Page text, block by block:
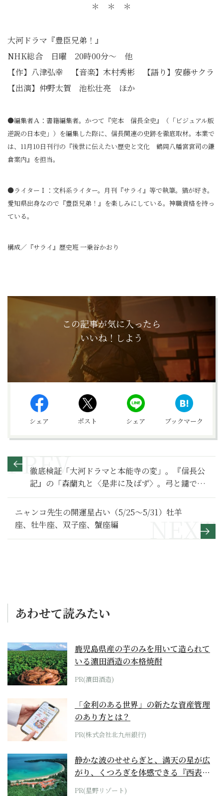
＊ ＊ ＊
大河ドラマ『豊臣兄弟！』
NHK総合 日曜 20時00分～ 他
【作】八津弘幸 【音楽】木村秀彬 【語り】安藤サクラ
【出演】仲野太賀 池松壮亮 ほか
●編集者Ａ：書籍編集者。かつて『完本 信長全史』（「ビジュアル版
逆説の日本史」）を編集した際に、信長関連の史跡を徹底取材。本業で
は、11月10日刊行の『後世に伝えたい歴史と文化 鶴岡八幡宮宮司の鎌
倉案内』を担当。
●ライターＩ：文科系ライター。月刊『サライ』等で執筆。猫が好き。
愛知県出身なので『豊臣兄弟！』を楽しみにしている。神職資格を持っ
ている。
構成／『サライ』歴史班 一乗谷かおり
この記事が気に入ったら
いいね！しよう
シェア ポスト シェア ブックマーク
徹底検証「大河ドラマと本能寺の変」。『信長公
記』の「森蘭丸と〈是非に及ばず〉。弓と鑓で応
戦」の基本のきを振り返る【豊臣兄弟！ 満喫リポ
ート】本能寺の変編１
ニャンコ先生の開運星占い（5/25～5/31）牡羊
座、牡牛座、双子座、蟹座編
あわせて読みたい
鹿児島県産の芋のみを用いて造られて
いる濵田酒造の本格焼酎
PR(濵田酒造)
「金利のある世界」の新たな資産管理
のあり方とは？
PR(株式会社北九州銀行)
静かな波のせせらぎと、満天の星が広
がり、くつろぎを体感できる『西表島
ホテル by...
PR(星野リゾート)